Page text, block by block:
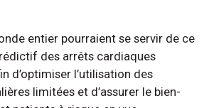
entier pourraient se servir de ce
des arrêts cardiaques
d’optimiser l’utilisation des
limitées et d’assurer le bien-